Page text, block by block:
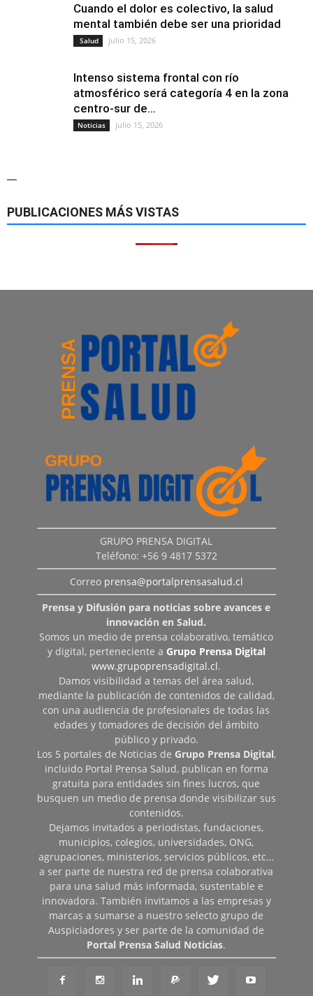
Cuando el dolor es colectivo, la salud
mental también debe ser una prioridad
Salud julio 15, 2026
Intenso sistema frontal con río
atmosférico será categoría 4 en la zona
centro-sur de...
Noticias julio 15, 2026
—
PUBLICACIONES MÁS VISTAS
GRUPO PRENSA DIGITAL
Teléfono: +56 9 4817 5372
Correo prensa@portalprensasalud.cl
Prensa y Difusión para noticias sobre avances e
innovación en Salud.
Somos un medio de prensa colaborativo, temático
y digital, perteneciente a Grupo Prensa Digital
www.grupoprensadigital.cl.
Damos visibilidad a temas del área salud,
mediante la publicación de contenidos de calidad,
con una audiencia de profesionales de todas las
edades y tomadores de decisión del ámbito
público y privado.
Los 5 portales de Noticias de Grupo Prensa Digital,
incluido Portal Prensa Salud, publican en forma
gratuita para entidades sin fines lucros, que
busquen un medio de prensa donde visibilizar sus
contenidos.
Dejamos invitados a periodistas, fundaciones,
municipios, colegios, universidades, ONG,
agrupaciones, ministerios, servicios públicos, etc…
a ser parte de nuestra red de prensa colaborativa
para una salud más informada, sustentable e
innovadora. También invitamos a las empresas y
marcas a sumarse a nuestro selecto grupo de
Auspiciadores y ser parte de la comunidad de
Portal Prensa Salud Noticias.